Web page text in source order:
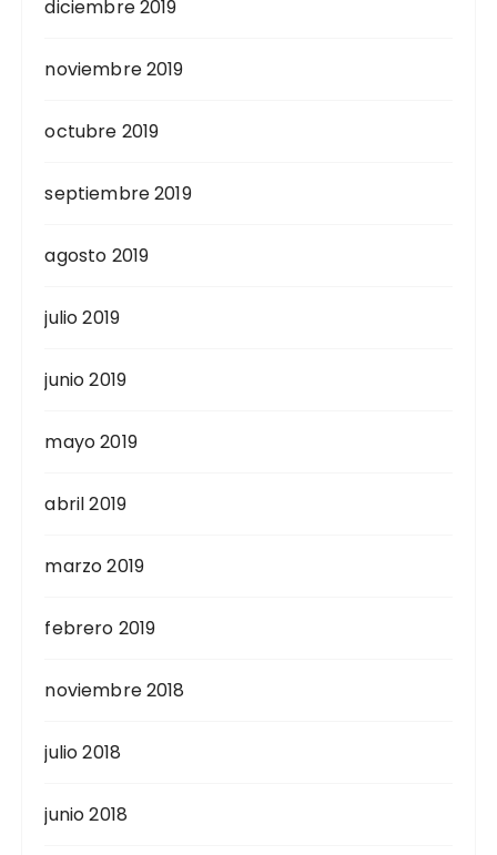
diciembre 2019
noviembre 2019
octubre 2019
septiembre 2019
agosto 2019
julio 2019
junio 2019
mayo 2019
abril 2019
marzo 2019
febrero 2019
noviembre 2018
julio 2018
junio 2018